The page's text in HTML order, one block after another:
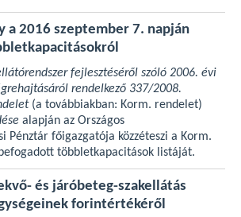
a 2016 szeptember 7. napján
fejlesztéséről szóló 2006. évi
rendelkező 337/2008.
(a továbbiakban: Korm. rendelet)
alapján az Országos
Pénztár főigazgatója közzéteszi a Korm.
többletkapacitások listáját.
és járóbeteg-szakellátás
forintértékéről